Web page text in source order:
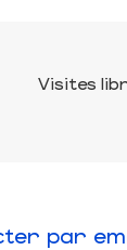
Visites
par